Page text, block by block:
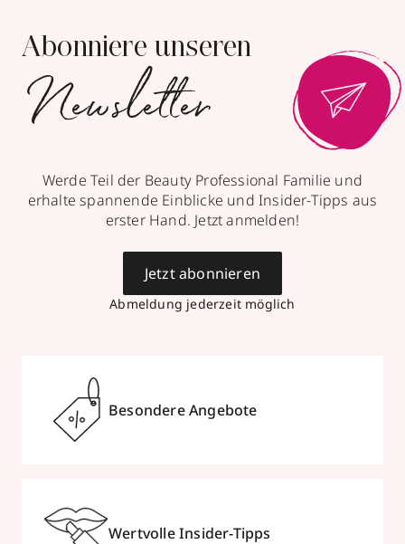
Abonniere unseren
Newsletter
Werde Teil der Beauty Professional Familie und
erhalte spannende Einblicke und Insider-Tipps aus
erster Hand. Jetzt anmelden!
Abmeldung jederzeit möglich
Jetzt abonnieren
Besondere Angebote
Wertvolle Insider-Tipps